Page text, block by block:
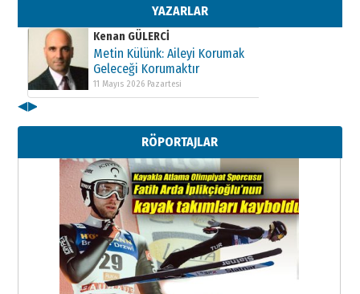
YAZARLAR
11 Mayıs 2026 Pazartesi
Kenan GÜLERCİ
Metin Külünk: Aileyi Korumak
Geleceği Korumaktır
11 Mayıs 2026 Pazartesi
Metin Külünk: Aileyi Korumak
Geleceği Korumaktır
11 Mayıs 2026 Pazartesi
◀▶
RÖPORTAJLAR